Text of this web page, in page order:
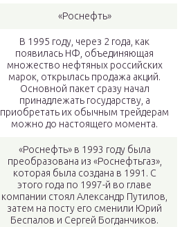
«Роснефть»
В 1995 году, через 2 года, как
появилась НФ, объединяющая
множество нефтяных российских
марок, открылась продажа акций.
Основной пакет сразу начал
принадлежать государству, а
приобретать их обычным трейдерам
можно до настоящего момента.
«Роснефть» в 1993 году была
преобразована из «Роснефтьгаз»,
которая была создана в 1991. С
этого года по 1997-й во главе
компании стоял Александр Путилов,
затем на посту его сменили Юрий
Беспалов и Сергей Богданчиков.